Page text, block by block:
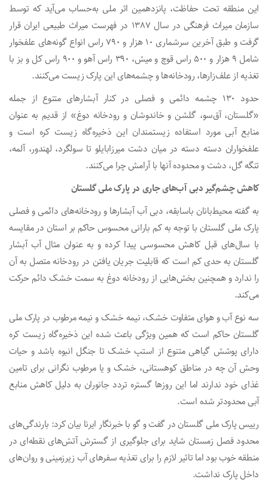
این منطقه تحت حفاظت، پانزدهمین اثر ملی به‌حساب می‌آید که توسط
سازمان میراث فرهنگی در سال ۱۳۸۷ در فهرست میراث طبیعی ایران قرار
گرفت و طبق آخرین سرشماری ۱۰ هزار و ۷۹۰ راس انواع گونه‌های علفخوار
شامل ۹ هزار و ۵۰۰ راس قوچ و میش، ۳۹۰ راس آهو و ۹۰۰ راس کل و بز با
تغذیه از علف‌زارها، رودخانه‌ها و چشمه‌های این پارک زیست می‌کنند.
حدود ۱۳۰ چشمه دائمی و فصلی در کنار آبشارهای متنوع از جمله
«گلستان، آق‌سو، گلشن و خاندوشان و رودخانه دوغ» از قدیم به عنوان
منابع آبی مورد استفاده زیستمندان این ذخیره‌گاه زیست کره است و
علفخواران دسته دسته در میان دشت میرزابایلو تا سولگرد، لهندور، آلمه،
تنگه گل، دشت و محدوده آنها با آرامش چرا می‌کنند.
کاهش چشم‌گیر دبی آب‌های جاری در پارک ملی گلستان
به گفته محیط‌بانان باسابقه، دبی آب آبشارها و رودخانه‌های دائمی و فصلی
پارک ملی گلستان با توجه به کم بارانی محسوس حاکم بر استان در مقایسه
با سال‌های قبل کاهش محسوسی پیدا کرده و به عنوان مثال آب آبشار
گلستان به حدی کم است که قابلیت جریان یافتن در رودخانه متصل به آن
را ندارد و همچنین بخش‌هایی از رودخانه دوغ به سمت خشک دائم حرکت
می‌کند.
سه نوع آب و هوای متفاوت خشک، نیمه خشک و نیمه مرطوب در پارک ملی
گلستان حاکم است که همین ویژگی باعث شده این ذخیره‌گاه زیست کره
دارای پوشش گیاهی متنوع از استپ خشک تا جنگل انبوه باشد و حیات
وحش آن چه در مناطق کوهستانی، خشک و یا مرطوب نگرانی برای تامین
غذای خود ندارند اما این روزها گستره تردد جانوران به دلیل کاهش منابع
آبی محدودتر شده است.
رییس پارک ملی گلستان در گفت و گو با خبرنگار ایرنا بیان کرد: بارندگی‌های
محدود فصل زمستان شاید برای جلوگیری از گسترش آتش‌های نقطه‌ای در
منطقه خوب بود اما تاثیر لازم را برای تغذیه سفرهای آب زیرزمینی و روان‌های
داخل پارک نداشت.